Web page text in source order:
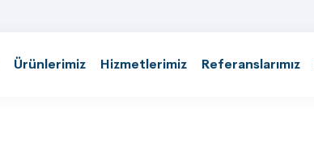
Ürünlerimiz Hizmetlerimiz Referanslarımız